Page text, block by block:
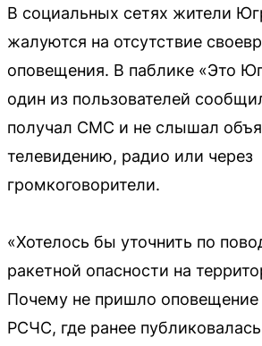
В социальных сетях жители
жалуются на отсутствие
оповещения. В паблике «Это
один из пользователей
получал СМС и не слышал
телевидению, радио или через
громкоговорители.
«Хотелось бы уточнить по
ракетной опасности на
Почему не пришло оповещение
РСЧС, где ранее